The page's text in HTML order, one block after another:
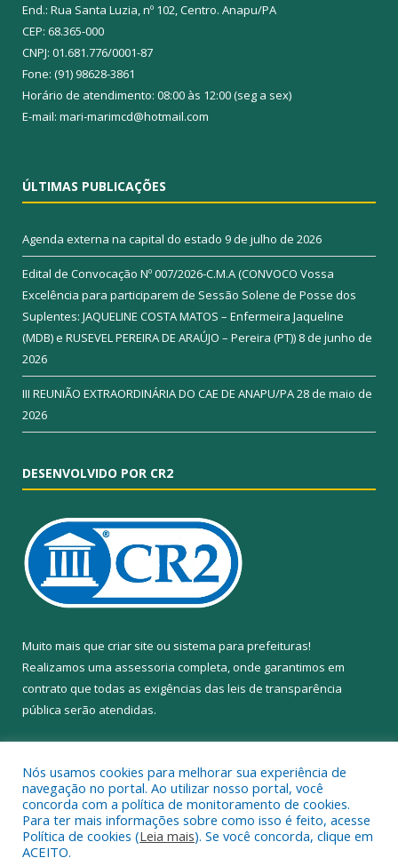
End.: Rua Santa Luzia, nº 102, Centro. Anapu/PA
CEP: 68.365-000
CNPJ: 01.681.776/0001-87
Fone: (91) 98628-3861
Horário de atendimento: 08:00 às 12:00 (seg a sex)
E-mail: mari-marimcd@hotmail.com
ÚLTIMAS PUBLICAÇÕES
Agenda externa na capital do estado 9 de julho de 2026
Edital de Convocação Nº 007/2026-C.M.A (CONVOCO Vossa
Excelência para participarem de Sessão Solene de Posse dos
Suplentes: JAQUELINE COSTA MATOS – Enfermeira Jaqueline
(MDB) e RUSEVEL PEREIRA DE ARAÚJO – Pereira (PT)) 8 de junho de
2026
III REUNIÃO EXTRAORDINÁRIA DO CAE DE ANAPU/PA28 de maio de
2026
DESENVOLVIDO POR CR2
Muito mais que criar site ou sistema para prefeituras!
Realizamos uma assessoria completa, onde garantimos em
contrato que todas as exigências das leis de transparência
pública serão atendidas.
Todos os direitos reservados a Câmara Municipal de Anapu.
Nós usamos cookies para melhorar sua experiência de
navegação no portal. Ao utilizar nosso portal, você
concorda com a política de monitoramento de cookies.
Para ter mais informações sobre como isso é feito, acesse
Política de cookies (Leia mais). Se você concorda, clique em
ACEITO.